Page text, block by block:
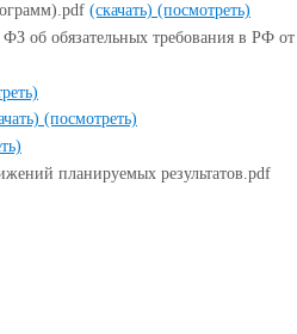
(скачать) (посмотреть)
об обязательных требования в РФ от
(посмотреть)
планируемых результатов.pdf